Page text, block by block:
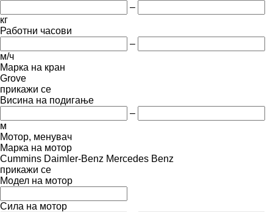
–
кг
Работни часови
–
м/ч
Марка на кран
Grove
прикажи се
Висина на подигање
–
м
Мотор, менувач
Марка на мотор
Cummins Daimler-Benz Mercedes Benz
прикажи се
Модел на мотор
Сила на мотор